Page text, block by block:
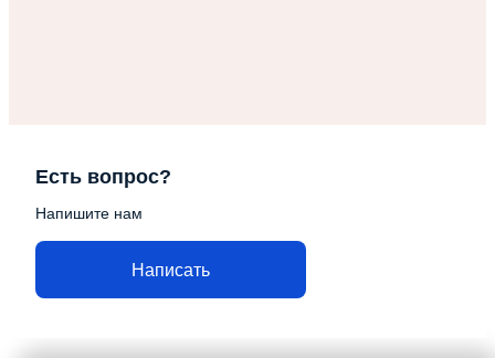
Есть вопрос?
Напишите нам
Написать